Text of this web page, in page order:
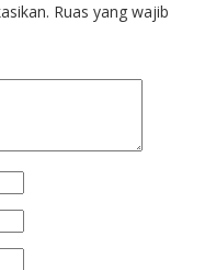
Ruas yang wajib